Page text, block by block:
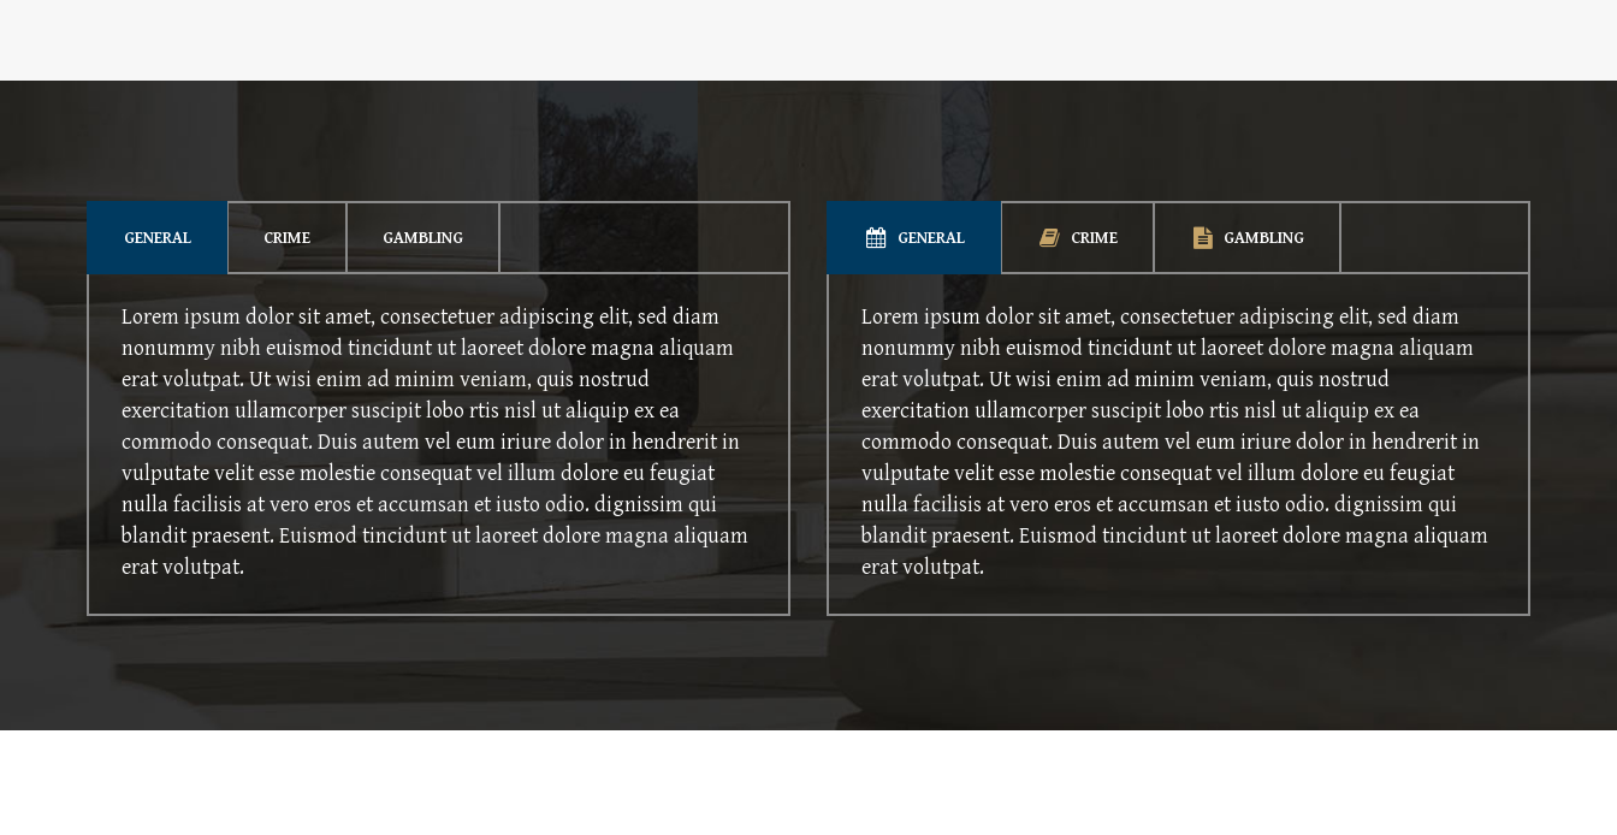
GENERAL CRIME GAMBLING
Lorem ipsum dolor sit amet, consectetuer adipiscing elit, sed diam
nonummy nibh euismod tincidunt ut laoreet dolore magna aliquam
erat volutpat. Ut wisi enim ad minim veniam, quis nostrud
exercitation ullamcorper suscipit lobo rtis nisl ut aliquip ex ea
commodo consequat. Duis autem vel eum iriure dolor in hendrerit in
vulputate velit esse molestie consequat vel illum dolore eu feugiat
nulla facilisis at vero eros et accumsan et iusto odio. dignissim qui
blandit praesent. Euismod tincidunt ut laoreet dolore magna aliquam
erat volutpat.
GENERAL CRIME GAMBLING
Lorem ipsum dolor sit amet, consectetuer adipiscing elit, sed diam
nonummy nibh euismod tincidunt ut laoreet dolore magna aliquam
erat volutpat. Ut wisi enim ad minim veniam, quis nostrud
exercitation ullamcorper suscipit lobo rtis nisl ut aliquip ex ea
commodo consequat. Duis autem vel eum iriure dolor in hendrerit in
vulputate velit esse molestie consequat vel illum dolore eu feugiat
nulla facilisis at vero eros et accumsan et iusto odio. dignissim qui
blandit praesent. Euismod tincidunt ut laoreet dolore magna aliquam
erat volutpat.